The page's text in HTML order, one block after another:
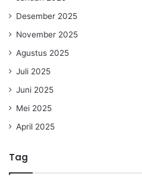
Desember 2025
November 2025
Agustus 2025
Juli 2025
Juni 2025
Mei 2025
April 2025
Tag